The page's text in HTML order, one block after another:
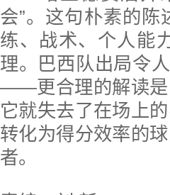
会”。这句朴素的
练、战术、个人能
理。巴西队出局令
——更合理的解读是
它就失去了在场上
转化为得分效率的
者。